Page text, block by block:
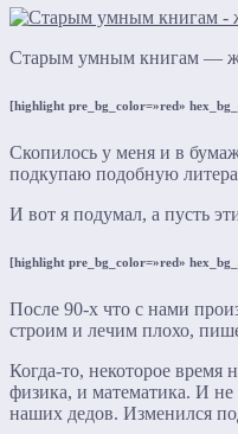
Старым умным книгам —
[highlight pre_bg_color=»red»
Скопилось у меня и в
подкупаю подобную
И вот я подумал, а пусть
[highlight pre_bg_color=»red»
После 90-х что с нами
строим и лечим плохо,
Когда-то, некоторое
физика, и математика. И не
наших дедов. Изменился